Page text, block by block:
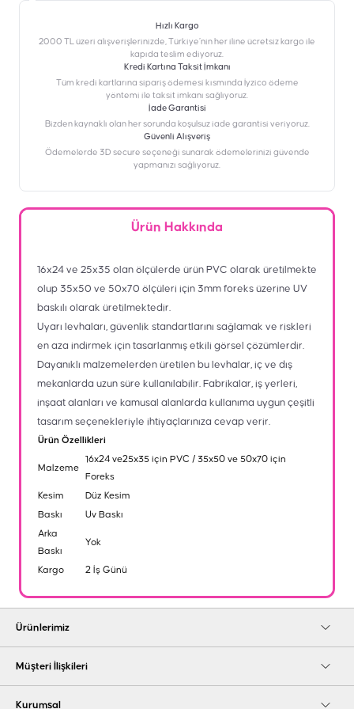
Hızlı Kargo
2000 TL üzeri alışverişlerinizde, Türkiye’nin her iline ücretsiz kargo ile
kapıda teslim ediyoruz.
Kredi Kartına Taksit İmkanı
‎Tüm kredi kartlarına sipariş ödemesi kısmında İyzico ödeme
yöntemi ile taksit imkanı sağlıyoruz.
İade Garantisi
Bizden kaynaklı olan her sorunda koşulsuz iade garantisi veriyoruz.
Güvenli Alışveriş
Ödemelerde 3D secure seçeneği sunarak ödemelerinizi güvende
yapmanızı sağlıyoruz.
Ürün Hakkında
16x24 ve 25x35 olan ölçülerde ürün PVC olarak üretilmekte
olup 35x50 ve 50x70 ölçüleri için 3mm foreks üzerine UV
baskılı olarak üretilmektedir.
Uyarı levhaları, güvenlik standartlarını sağlamak ve riskleri
en aza indirmek için tasarlanmış etkili görsel çözümlerdir.
Dayanıklı malzemelerden üretilen bu levhalar, iç ve dış
mekanlarda uzun süre kullanılabilir. Fabrikalar, iş yerleri,
inşaat alanları ve kamusal alanlarda kullanıma uygun çeşitli
tasarım seçenekleriyle ihtiyaçlarınıza cevap verir.
Ürün Özellikleri
Malzeme
16x24 ve25x35 için PVC / 35x50 ve 50x70 için
Foreks
Kesim
Düz Kesim
Baskı
Uv Baskı
Arka
Baskı
Yok
Kargo 2 İş Günü
Ürünlerimiz
Müşteri İlişkileri
Kurumsal